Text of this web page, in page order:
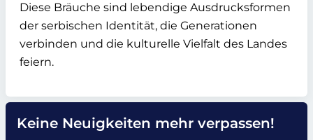
Diese Bräuche sind lebendige Ausdrucksformen
der serbischen Identität, die Generationen
verbinden und die kulturelle Vielfalt des Landes
feiern.
Keine Neuigkeiten mehr verpassen!